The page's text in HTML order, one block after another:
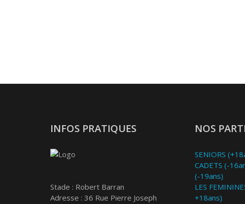
INFOS PRATIQUES
Stade : Robert Barran
Adresse : 36 Rue Pierre Joseph
NOS
SENIORS
CADETS (-
(-19ans)
LES
+18ans)